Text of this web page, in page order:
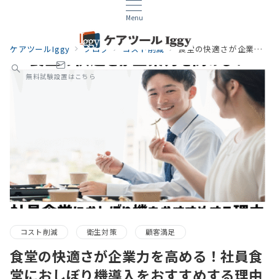
Menu
無料試験設置はこちら
ケアツールIggy ブログ コスト削減 食堂の快適さが企業力を高める！社員食堂におしぼり機導入をおすすめする理由
コスト削減 衛生対策 顧客満足
食堂の快適さが企業力を高める！社員食
堂におしぼり機導入をおすすめする理由